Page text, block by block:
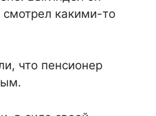
смотрел какими-то
что пенсионер